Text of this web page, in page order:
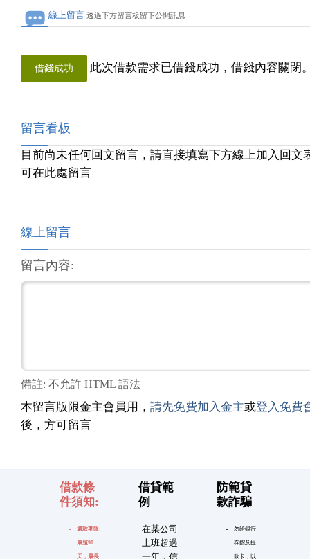
線上留言 透過下方留言板留下公開訊息
借錢成功 此次借款需求已借錢成功，借錢內容關閉
留言看板
目前尚未任何回文留言，請直接填寫下方線上加入回文
可在此處留言
線上留言
留言內容:
備註: 不允許 HTML 語法
本留言版限金主會員用， 請先免費加入金主或登入免費
後，方可留言
借款條
件須知:
還款期限:
最短90
天，最長
借貸範
例
在某公司
上班超過
一年，信
防範貸
款詐騙
勿給銀行
存摺及提
款卡，以